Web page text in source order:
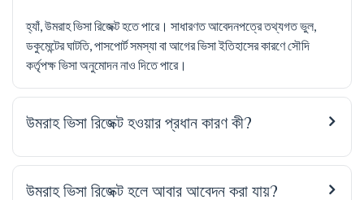
হ্যাঁ, উমরাহ ভিসা রিজেক্ট হতে পারে। সাধারণত আবেদনপত্রে তথ্যগত ভুল,
ডকুমেন্টের ঘাটতি, পাসপোর্ট সমস্যা বা আগের ভিসা ইতিহাসের কারণে সৌদি
কর্তৃপক্ষ ভিসা অনুমোদন নাও দিতে পারে।
উমরাহ ভিসা রিজেক্ট হওয়ার প্রধান কারণ কী?
উমরাহ ভিসা রিজেক্ট হলে আবার আবেদন করা যায়?